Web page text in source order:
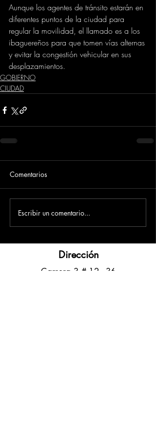
Aunque los agentes de tránsito estarán en
diferentes puntos de la ciudad para
regular la movilidad, el llamado es a los
ibaguereños para que tomen vías alternas
y evitar la congestión vehicular en sus
desplazamientos.
GOBIERNO
CIUDAD
Comentarios
Escribir un comentario...
Dirección
​Carrera 3 # 12 - 36